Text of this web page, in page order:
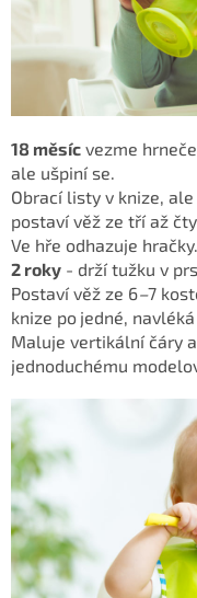
18 měsíc vezme
ale ušpiní se.
Obrací listy v knize,
postaví věž ze tří až
Ve hře odhazuje hračky.
2 roky - drží tužku v
Postaví věž ze 6–7
knize po jedné,
Maluje vertikální čáry
jednoduchému